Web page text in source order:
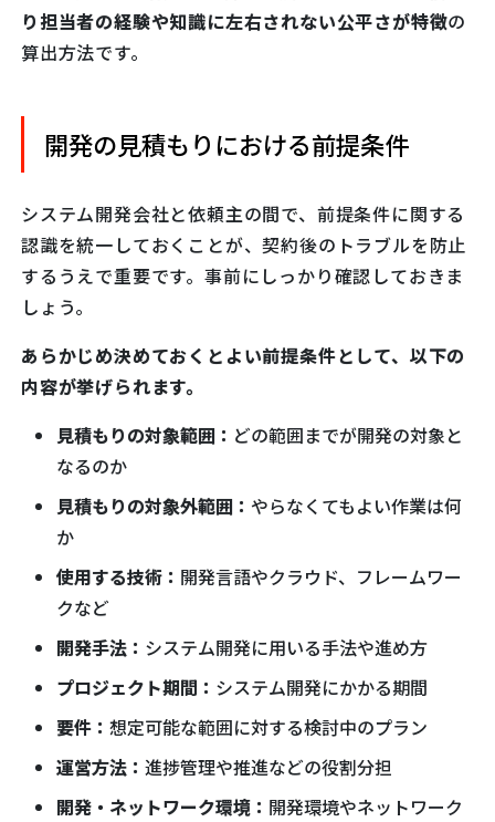
り担当者の経験や知識に左右されない公平さが特徴の
算出方法です。
開発の見積もりにおける前提条件
システム開発会社と依頼主の間で、前提条件に関する
認識を統一しておくことが、契約後のトラブルを防止
するうえで重要です。事前にしっかり確認しておきま
しょう。
あらかじめ決めておくとよい前提条件として、以下の
内容が挙げられます。
見積もりの対象範囲： どの範囲までが開発の対象と
なるのか
見積もりの対象外範囲： やらなくてもよい作業は何
か
使用する技術： 開発言語やクラウド、フレームワー
クなど
開発手法： システム開発に用いる手法や進め方
プロジェクト期間： システム開発にかかる期間
要件： 想定可能な範囲に対する検討中のプラン
運営方法： 進捗管理や推進などの役割分担
開発・ネットワーク環境： 開発環境やネットワーク